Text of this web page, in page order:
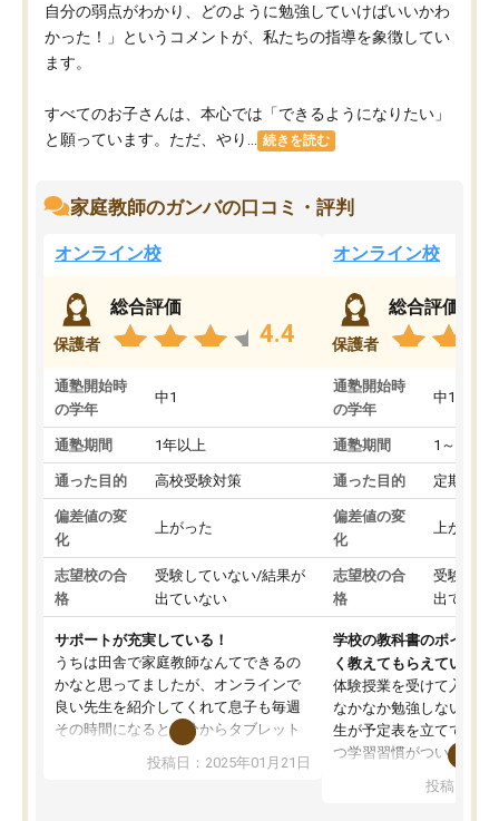
自分の弱点がわかり、どのように勉強していけばいいかわ
かった！」というコメントが、私たちの指導を象徴してい
ます。
すべてのお子さんは、本心では「できるようになりたい」
と願っています。ただ、やり...
続きを読む
家庭教師のガンバの口コミ・評判
オンライン校
保護者
総合評価
4.4
通塾開始時
の学年
中1
通塾期間 1年以上
通った目的 高校受験対策
偏差値の変
化
上がった
志望校の合
格
受験していない/結果が
出ていない
サポートが充実している！
うちは田舎で家庭教師なんてできるの
かなと思ってましたが、オンラインで
良い先生を紹介してくれて息子も毎週
その時間になると自分からタブレット
を開いてzoomを繋げるようになりまし
た！5科目なんでもOKなのもとても気
投稿日：2025年01月21日
オンライン校
保護者
総合評価
通塾開始時
の学年
中1
通塾期間 1～3ヵ月
通った目的 定期テス
偏差値の変
化
上がった
志望校の合
格
受験して
出ていな
学校の教科書のポイント
く教えてもらえている
体験授業を受けて入塾し
なかなか勉強しない息子
生が予定表を立ててくれ
つ学習習慣がついてきま
指導が無い日も予定表
投稿日：